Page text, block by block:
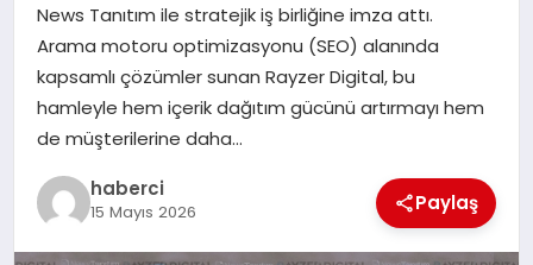
SPOR
TEKNOLOJI
YAŞAM
News Tanıtım ile stratejik iş birliğine imza attı.
Arama motoru optimizasyonu (SEO) alanında
kapsamlı çözümler sunan Rayzer Digital, bu
hamleyle hem içerik dağıtım gücünü artırmayı hem
de müşterilerine daha…
haberci
15 Mayıs 2026 Paylaş